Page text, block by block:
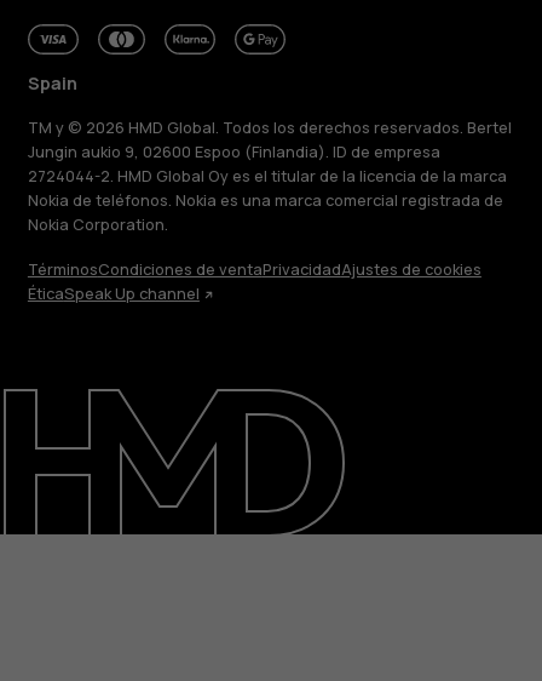
Spain
TM y © 2026 HMD Global. Todos los derechos reservados. Bertel
Jungin aukio 9, 02600 Espoo (Finlandia). ID de empresa
2724044-2. HMD Global Oy es el titular de la licencia de la marca
Nokia de teléfonos. Nokia es una marca comercial registrada de
Nokia Corporation.
TérminosCondiciones de ventaPrivacidadAjustes de cookies
ÉticaSpeak Up channel